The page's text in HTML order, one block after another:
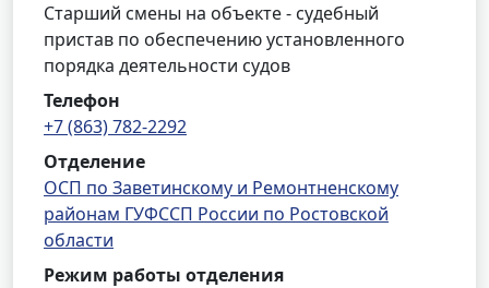
Старший смены на объекте - судебный
пристав по обеспечению установленного
порядка деятельности судов
Телефон
+7 (863) 782-2292
Отделение
ОСП по Заветинскому и Ремонтненскому
районам ГУФССП России по Ростовской
области
Режим работы отделения